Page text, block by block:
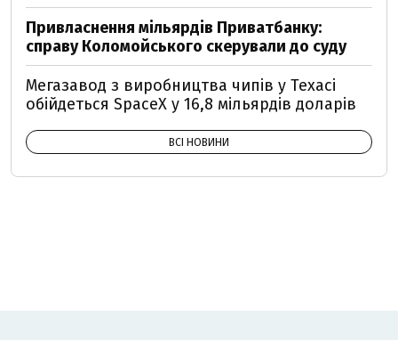
Привласнення мільярдів Приватбанку:
справу Коломойського скерували до суду
Мегазавод з виробництва чипів у Техасі
обійдеться SpaceX у 16,8 мільярдів доларів
ВСІ НОВИНИ